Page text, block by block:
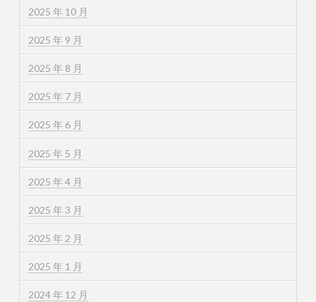
2025 年 10 月
2025 年 9 月
2025 年 8 月
2025 年 7 月
2025 年 6 月
2025 年 5 月
2025 年 4 月
2025 年 3 月
2025 年 2 月
2025 年 1 月
2024 年 12 月